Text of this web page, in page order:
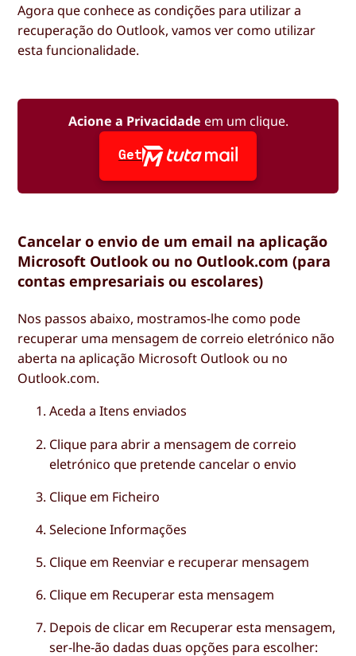
Agora que conhece as condições para utilizar a
recuperação do Outlook, vamos ver como utilizar
esta funcionalidade.
Acione a Privacidade em um clique.
Get
Cancelar o envio de um email na aplicação
Microsoft Outlook ou no Outlook.com (para
contas empresariais ou escolares)
Nos passos abaixo, mostramos-lhe como pode
recuperar uma mensagem de correio eletrónico não
aberta na aplicação Microsoft Outlook ou no
Outlook.com.
Aceda aItens enviados
Clique para abrir a mensagem de correio
eletrónico que pretende cancelar o envio
Clique em Ficheiro
SelecioneInformações
Clique em Reenviar e recuperar mensagem
Clique em Recuperar esta mensagem
Depois de clicar em Recuperar esta mensagem,
ser-lhe-ão dadas duas opções para escolher: